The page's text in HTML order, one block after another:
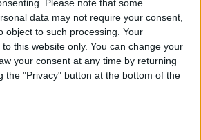
Please note that some
data may not require your consent,
object to such processing. Your
this website only. You can change your
your consent at any time by returning
the "Privacy" button at the bottom of the
Adi Hütter ,AS Monaco,Edan Diop,Folarin
Diatta, Ligue des champions ,Monaco-Benfica
Laissez un commentaire